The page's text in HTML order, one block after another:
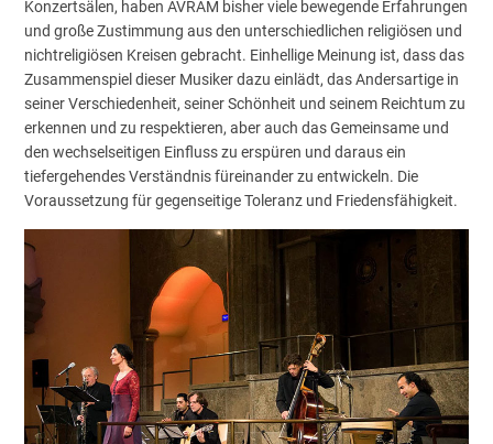
Konzertsälen, haben AVRAM bisher viele bewegende Erfahrungen
und große Zustimmung aus den unterschiedlichen religiösen und
nichtreligiösen Kreisen gebracht. Einhellige Meinung ist, dass das
Zusammenspiel dieser Musiker dazu einlädt, das Andersartige in
seiner Verschiedenheit, seiner Schönheit und seinem Reichtum zu
erkennen und zu respektieren, aber auch das Gemeinsame und
den wechselseitigen Einfluss zu erspüren und daraus ein
tiefergehendes Verständnis füreinander zu entwickeln. Die
Voraussetzung für gegenseitige Toleranz und Friedensfähigkeit.